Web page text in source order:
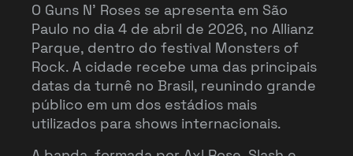
O Guns N’ Roses se apresenta em São
Paulo no dia 4 de abril de 2026, no Allianz
Parque, dentro do festival Monsters of
Rock. A cidade recebe uma das principais
datas da turnê no Brasil, reunindo grande
público em um dos estádios mais
utilizados para shows internacionais.